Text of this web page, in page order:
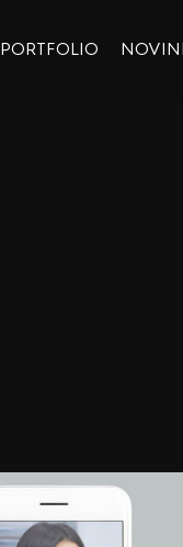
PORTFOLIO